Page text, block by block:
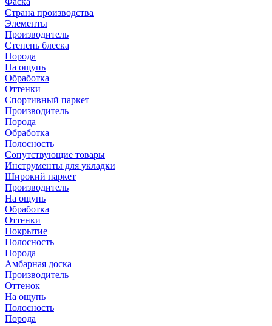
Страна производства
Элементы
Производитель
Степень блеска
Порода
На ощупь
Обработка
Оттенки
Спортивный паркет
Производитель
Порода
Обработка
Полосность
Сопутствующие товары
Инструменты для укладки
Широкий паркет
Производитель
На ощупь
Обработка
Оттенки
Покрытие
Полосность
Порода
Амбарная доска
Производитель
Оттенок
На ощупь
Полосность
Порода